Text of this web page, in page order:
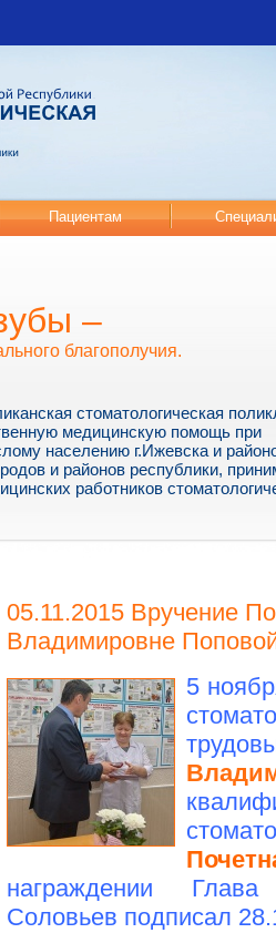
Пациентам
–
благополучия.
стоматологическая
медицинскую помощь при
населению г.Ижевска и
и районов республики,
работников
05.11.2015 Вручение
Владимировне
5
награждении
Соловьев подписал